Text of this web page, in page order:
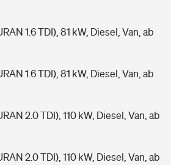
1.6 TDI), 81 kW, Diesel, Van, ab
1.6 TDI), 81 kW, Diesel, Van, ab
2.0 TDI), 110 kW, Diesel, Van, ab
2.0 TDI), 110 kW, Diesel, Van, ab